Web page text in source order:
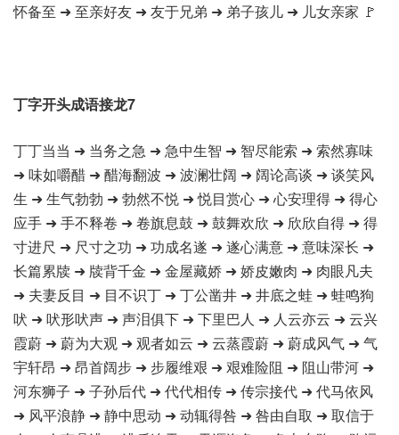
怀备至 ➜ 至亲好友 ➜ 友于兄弟 ➜ 弟子孩儿 ➜ 儿女亲家 🚩
丁字开头成语接龙7
丁丁当当 ➜ 当务之急 ➜ 急中生智 ➜ 智尽能索 ➜ 索然寡味
➜ 味如嚼醋 ➜ 醋海翻波 ➜ 波澜壮阔 ➜ 阔论高谈 ➜ 谈笑风
生 ➜ 生气勃勃 ➜ 勃然不悦 ➜ 悦目赏心 ➜ 心安理得 ➜ 得心
应手 ➜ 手不释卷 ➜ 卷旗息鼓 ➜ 鼓舞欢欣 ➜ 欣欣自得 ➜ 得
寸进尺 ➜ 尺寸之功 ➜ 功成名遂 ➜ 遂心满意 ➜ 意味深长 ➜
长篇累牍 ➜ 牍背千金 ➜ 金屋藏娇 ➜ 娇皮嫩肉 ➜ 肉眼凡夫
➜ 夫妻反目 ➜ 目不识丁 ➜ 丁公凿井 ➜ 井底之蛙 ➜ 蛙鸣狗
吠 ➜ 吠形吠声 ➜ 声泪俱下 ➜ 下里巴人 ➜ 人云亦云 ➜ 云兴
霞蔚 ➜ 蔚为大观 ➜ 观者如云 ➜ 云蒸霞蔚 ➜ 蔚成风气 ➜ 气
宇轩昂 ➜ 昂首阔步 ➜ 步履维艰 ➜ 艰难险阻 ➜ 阻山带河 ➜
河东狮子 ➜ 子孙后代 ➜ 代代相传 ➜ 传宗接代 ➜ 代马依风
➜ 风平浪静 ➜ 静中思动 ➜ 动辄得咎 ➜ 咎由自取 ➜ 取信于